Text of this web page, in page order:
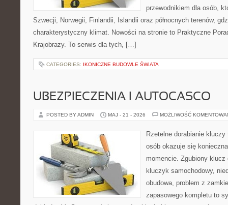
przewodnikiem dla osób,
Szwecji, Norwegii, Finlandii, Islandii oraz północnych terenów,
charakterystyczny klimat. Nowości na stronie to Praktyczne
Krajobrazy. To serwis dla tych, […]
CATEGORIES: IKONICZNE BUDOWLE ŚWIATA
UBEZPIECZENIA I AUTOCASCO
POSTED BY ADMIN MAJ - 21 - 2026 MOŻLIWOŚĆ
Rzetelne dorabianie kluczy
osób okazuje się
momencie. Zgubiony
kluczyk samochodowy,
obudowa, problem z
zapasowego kompletu to